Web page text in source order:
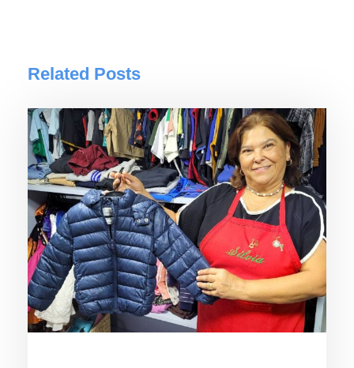
Related Posts